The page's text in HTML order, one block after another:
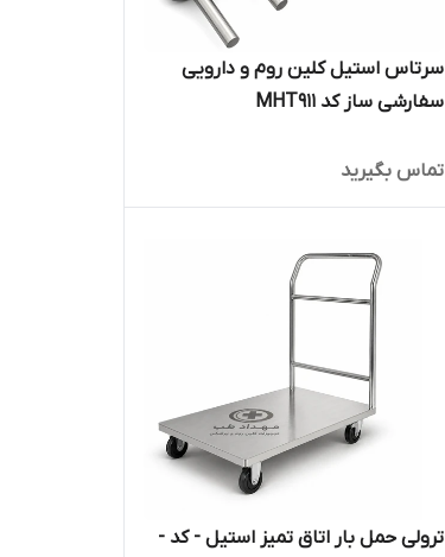
سرتاس استیل کلین روم و دارویی
سفارشی ساز کد MHT911
تماس بگیرید
ترولی حمل بار اتاق تمیز استیل - کد -